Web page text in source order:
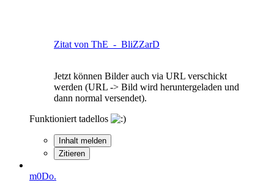
Zitat von ThE_-_BliZZarD
Jetzt können Bilder auch via URL verschickt
werden (URL -> Bild wird heruntergeladen und
dann normal versendet).
Funktioniert tadellos
Inhalt melden
Zitieren
m0Do.